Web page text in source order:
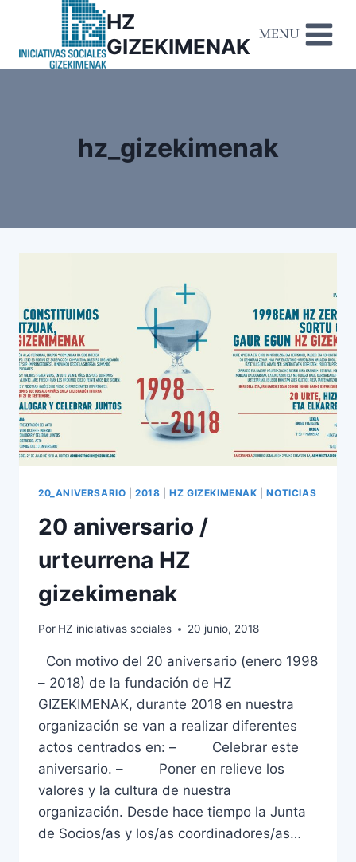
HZ
GIZEKIMENAK MENU
hz_gizekimenak
20_ANIVERSARIO |2018 |HZ GIZEKIMENAK |NOTICIAS
20 aniversario /
urteurrena HZ
gizekimenak
Por HZ iniciativas sociales 20 junio, 2018
Con motivo del 20 aniversario (enero 1998
– 2018) de la fundación de HZ
GIZEKIMENAK, durante 2018 en nuestra
organización se van a realizar diferentes
actos centrados en: – Celebrar este
aniversario. – Poner en relieve los
valores y la cultura de nuestra
organización. Desde hace tiempo la Junta
de Socios/as y los/as coordinadores/as…